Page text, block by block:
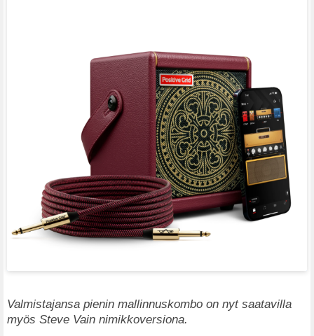
Valmistajansa pienin mallinnuskombo on nyt saatavilla
myös Steve Vain nimikkoversiona.